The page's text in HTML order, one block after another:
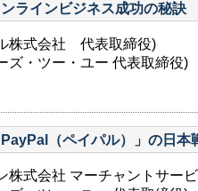
ラインビジネス成功の秘訣
株式会社 代表取締役)
ズ・ツー・ユー 代表取締役)
（ペイパル）」の日本
株式会社 マーチャントサー